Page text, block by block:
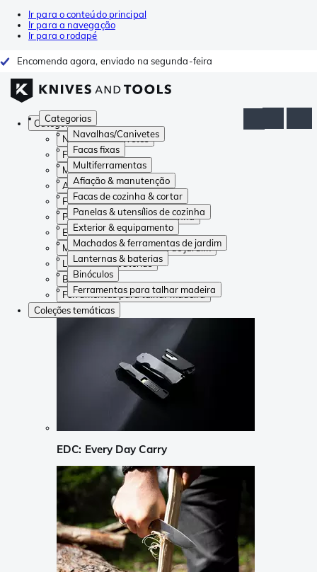
Ir para o conteúdo principal
Ir para a navegação
Ir para o rodapé
Encomenda agora, enviado na segunda-feira
Categorias
Navalhas/Canivetes
Facas fixas
Multiferramentas
Afiação & manutenção
Facas de cozinha & cortar
Panelas & utensílios de cozinha
Exterior & equipamento
Machados & ferramentas de jardim
Lanternas & baterias
Binóculos
Ferramentas para talhar madeira
Categorias
Navalhas/Canivetes
Facas fixas
Multiferramentas
Afiação & manutenção
Facas de cozinha & cortar
Panelas & utensílios de cozinha
Exterior & equipamento
Machados & ferramentas de jardim
Lanternas & baterias
Binóculos
Ferramentas para talhar madeira
Coleções temáticas
EDC: Every Day Carry